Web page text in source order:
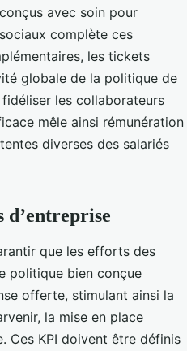
avec soin pour
complète ces
les tickets
globale de la politique de
les collaborateurs
mêle ainsi rémunération
diverses des salariés
d’entreprise
que les efforts des
politique bien conçue
offerte, stimulant ainsi la
la mise en place
Ces KPI doivent être définis